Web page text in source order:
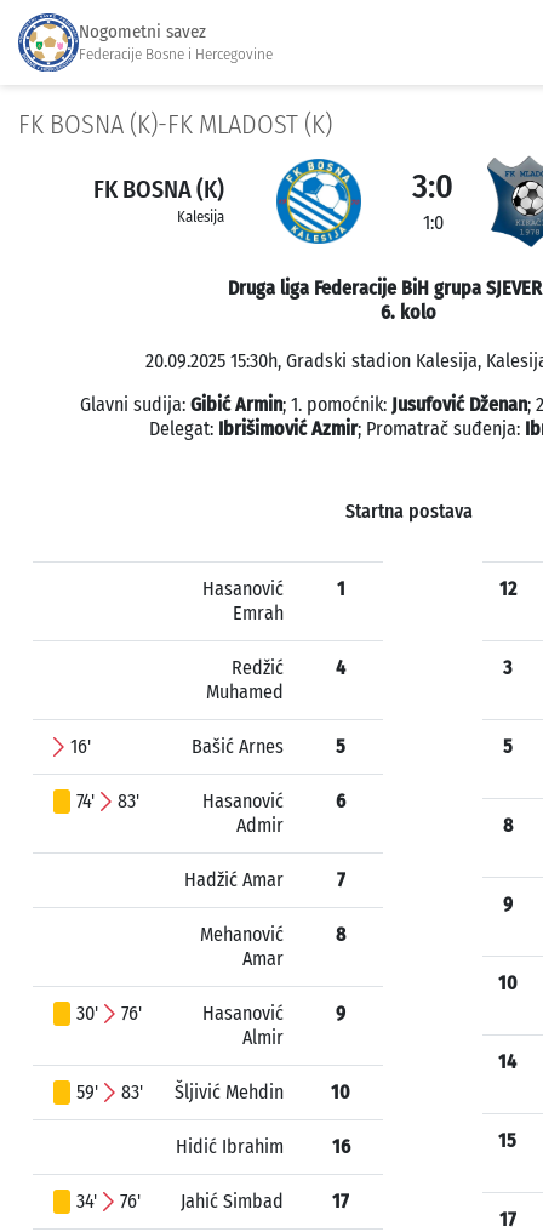
Nogometni savez
Federacije Bosne i Hercegovine
FK BOSNA (K)-FK MLADOST (K)
FK BOSNA (K)
Kalesija
3:0
1:0
Druga liga Federacije BiH grupa
6. kolo
20.09.2025 15:30h, Gradski stadion Kalesija,
Glavni sudija: Gibić Armin; 1. pomoćnik: Jusufović Dženan;
Delegat: Ibrišimović Azmir; Promatrač suđenja:
Startna postava
Hasanović
Emrah
1
Redžić
Muhamed
4
16' Bašić Arnes 5
74' 83'
Hasanović
Admir
6
Hadžić Amar 7
Mehanović
Amar
8
30' 76'
Hasanović
Almir
9
59' 83' Šljivić Mehdin 10
Hidić Ibrahim 16
34' 76' Jahić Simbad 17
12
3
5
8
9
10
14
15
17